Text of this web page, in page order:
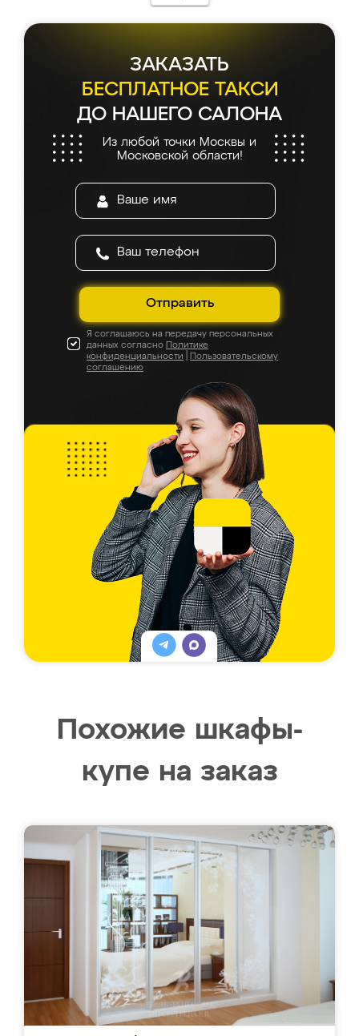
ЗАКАЗАТЬ
БЕСПЛАТНОЕ ТАКСИ
ДО НАШЕГО САЛОНА
Из любой точки Москвы и
Московской области!
Отправить
Я соглашаюсь на передачу персональных
данных согласно Политике
конфиденциальности
Пользовательскому
соглашению
Похожие шкафы-
купе на заказ